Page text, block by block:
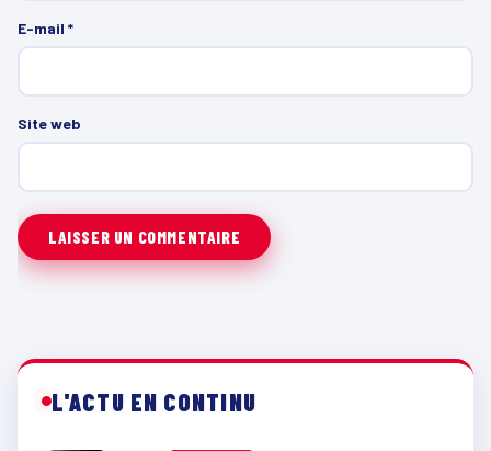
E-mail *
Site web
L'ACTU EN CONTINU